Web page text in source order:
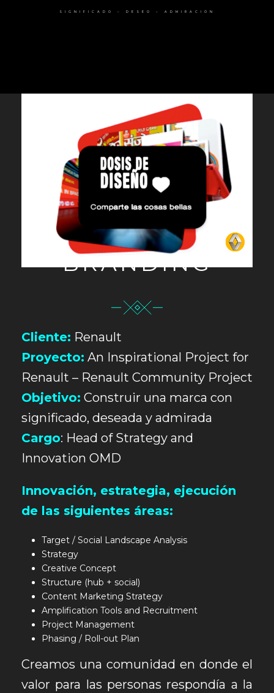
SIGNIFICADO – DESEO – ADMIRACIÓN
BRANDING
Cliente: Renault
Proyecto: An Inspirational Project for
Renault – Renault Community Project
Objetivo: Construir una marca con
significado, deseada y admirada
Cargo: Head of Strategy and
Innovation OMD
Innovación, estrategia, ejecución
de las siguientes áreas:
Target / Social Landscape Analysis
Strategy
Creative Concept
Structure (hub + social)
Content Marketing Strategy
Amplification Tools and Recruitment
Project Management
Phasing / Roll-out Plan
Creamos una comunidad en donde el
valor para las personas respondía a la